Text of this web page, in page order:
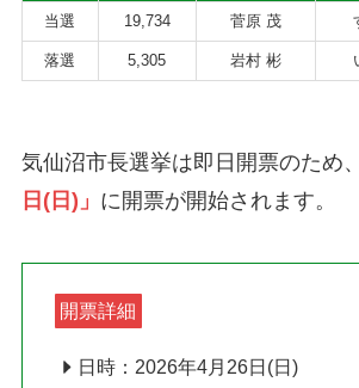
当選 19,734 菅原 茂
落選 5,305 岩村 彬
気仙沼市長選挙は即日開票のため、
日(日)」 に開票が開始されます。
開票詳細
日時：2026年4月26日(日)